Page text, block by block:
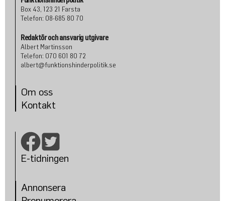
Box 43, 123 21 Farsta
Telefon: 08-685 80 70
Redaktör och ansvarig utgivare
Albert Martinsson
Telefon: 070 601 80 72
albert@funktionshinderpolitik.se
Om oss
Kontakt
E-tidningen
Annonsera